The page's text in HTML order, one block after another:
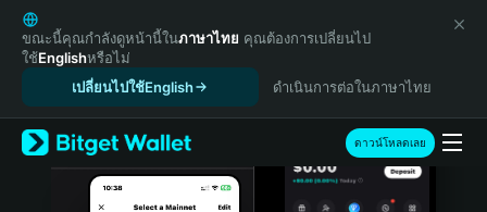
English
日本語
Tiếng Việt
Español (Latinoamérica)
Türkçe
Italiano
ขณะนี้คุณกำลังดูหน้านี้ในภาษาไทย คุณต้องการเปลี่ยนไป
ใช้Englishหรือไม่
เปลี่ยนไปใช้English
ดำเนินการต่อในภาษาไทย
ดาวน์โหลดเลย